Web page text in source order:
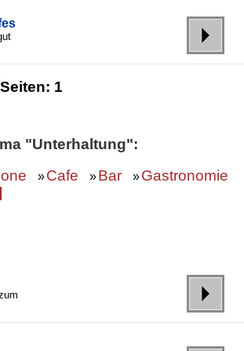
Seiten: 1
"Unterhaltung":
»Cafe »Bar »Gastronomie